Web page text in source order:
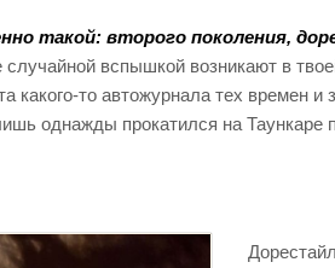
такой: второго поколения,
вспышкой возникают в
какого-то автожурнала тех времен
однажды прокатился на Таункаре